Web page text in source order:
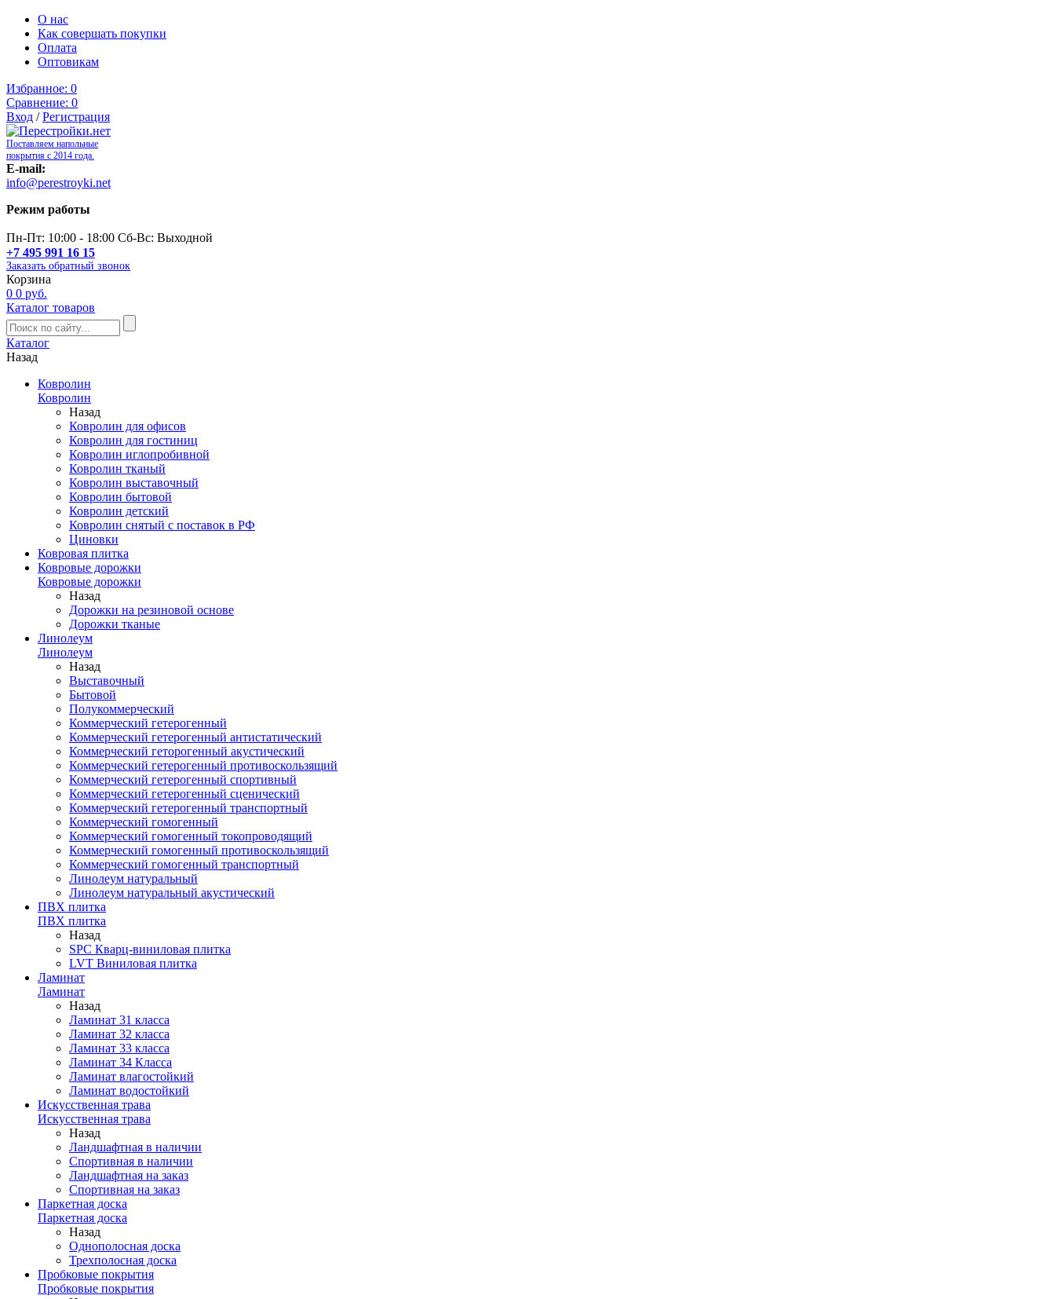
О нас
Как совершать покупки
Оплата
Оптовикам
Избранное: 0
Сравнение: 0
Вход /Регистрация
Поставляем напольные
покрытия с 2014 года.
E-mail:
info@perestroyki.net
Режим работы
Пн-Пт: 10:00 - 18:00 Сб-Вс: Выходной
+7 495 991 16 15
Заказать обратный звонок
Корзина
0 0 руб.
Каталог товаров
Каталог
Назад
Ковролин
Ковролин
Назад
Ковролин для офисов
Ковролин для гостиниц
Ковролин иглопробивной
Ковролин тканый
Ковролин выставочный
Ковролин бытовой
Ковролин детский
Ковролин снятый с поставок в РФ
Циновки
Ковровая плитка
Ковровые дорожки
Ковровые дорожки
Назад
Дорожки на резиновой основе
Дорожки тканые
Линолеум
Линолеум
Назад
Выставочный
Бытовой
Полукоммерческий
Коммерческий гетерогенный
Коммерческий гетерогенный антистатический
Коммерческий геторогенный акустический
Коммерческий гетерогенный противоскользящий
Коммерческий гетерогенный спортивный
Коммерческий гетерогенный сценический
Коммерческий гетерогенный транспортный
Коммерческий гомогенный
Коммерческий гомогенный токопроводящий
Коммерческий гомогенный противоскользящий
Коммерческий гомогенный транспортный
Линолеум натуральный
Линолеум натуральный акустический
ПВХ плитка
ПВХ плитка
Назад
SPC Кварц-виниловая плитка
LVT Виниловая плитка
Ламинат
Ламинат
Назад
Ламинат 31 класса
Ламинат 32 класса
Ламинат 33 класса
Ламинат 34 Класса
Ламинат влагостойкий
Ламинат водостойкий
Искусственная трава
Искусственная трава
Назад
Ландшафтная в наличии
Спортивная в наличии
Ландшафтная на заказ
Спортивная на заказ
Паркетная доска
Паркетная доска
Назад
Однополосная доска
Трехполосная доска
Пробковые покрытия
Пробковые покрытия